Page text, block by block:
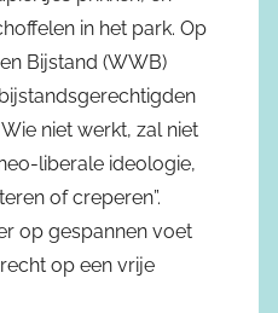
in het park. Op
Bijstand (WWB)
niet werkt, zal niet
liberale ideologie,
of creperen”.
op gespannen voet
op een vrije